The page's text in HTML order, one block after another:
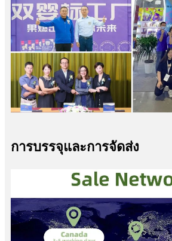
การบรรจุและการจัดส่ง